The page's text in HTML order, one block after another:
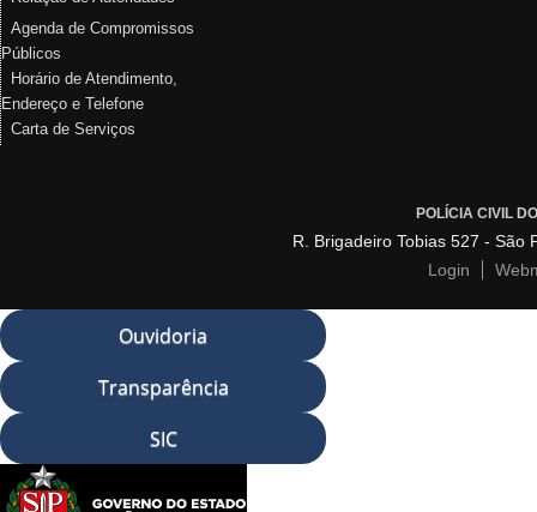
Agenda de Compromissos
Públicos
Horário de Atendimento,
Endereço e Telefone
Carta de Serviços
POLÍCIA CIVIL
R. Brigadeiro Tobias 527 - São
Login
Ouvidoria
Transparência
SIC